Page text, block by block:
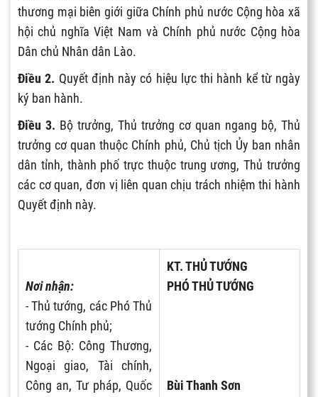
thương mại biên giới giữa Chính phủ nước Cộng hòa xã
hội chủ nghĩa Việt Nam và Chính phủ nước Cộng hòa
Dân chủ Nhân dân Lào.
Điều 2. Quyết định này có hiệu lực thi hành kể từ ngày
ký ban hành.
Điều 3. Bộ trưởng, Thủ trưởng cơ quan ngang bộ, Thủ
trưởng cơ quan thuộc Chính phủ, Chủ tịch Ủy ban nhân
dân tỉnh, thành phố trực thuộc trung ương, Thủ trưởng
các cơ quan, đơn vị liên quan chịu trách nhiệm thi hành
Quyết định này.
Nơi nhận:
- Thủ tướng, các Phó Thủ
tướng Chính phủ;
- Các Bộ: Công Thương,
Ngoại giao, Tài chính,
Công an, Tư pháp, Quốc
KT. THỦ TƯỚNG
PHÓ THỦ TƯỚNG
Bùi Thanh Sơn